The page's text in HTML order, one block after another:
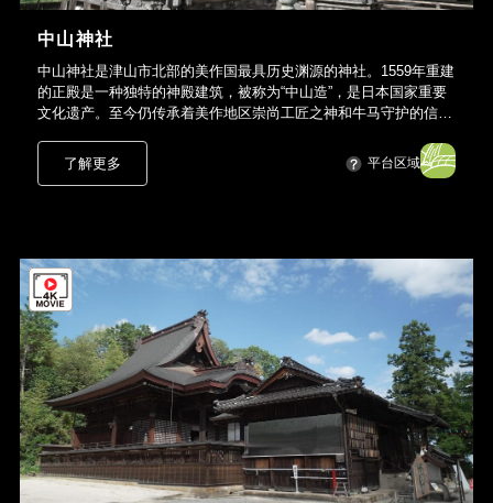
中山神社
中山神社是津山市北部的美作国最具历史渊源的神社。1559年重建
的正殿是一种独特的神殿建筑，被称为“中山造”，是日本国家重要
文化遗产。至今仍传承着美作地区崇尚工匠之神和牛马守护的信仰
了解更多
平台区域